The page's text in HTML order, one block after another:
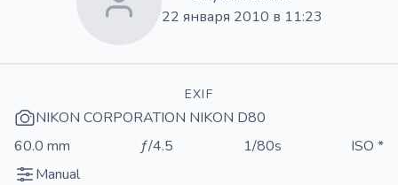
22 января 2010 в 11:23
EXIF
NIKON CORPORATION NIKON D80
60.0 mm
ƒ/4.5 1/80s
ISO *
Manual